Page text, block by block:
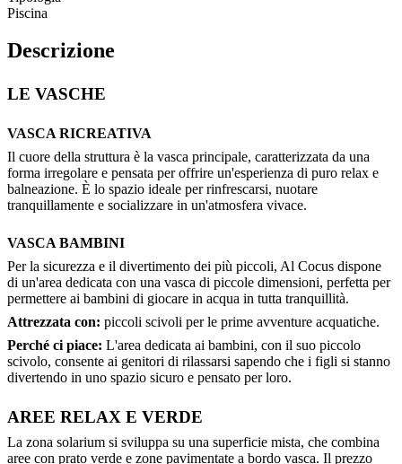
Piscina
Descrizione
LE VASCHE
VASCA RICREATIVA
Il cuore della struttura è la vasca principale, caratterizzata da una
forma irregolare e pensata per offrire un'esperienza di puro relax e
balneazione. È lo spazio ideale per rinfrescarsi, nuotare
tranquillamente e socializzare in un'atmosfera vivace.
VASCA BAMBINI
Per la sicurezza e il divertimento dei più piccoli, Al Cocus dispone
di un'area dedicata con una vasca di piccole dimensioni, perfetta per
permettere ai bambini di giocare in acqua in tutta tranquillità.
Attrezzata con: piccoli scivoli per le prime avventure acquatiche.
Perché ci piace: L'area dedicata ai bambini, con il suo piccolo
scivolo, consente ai genitori di rilassarsi sapendo che i figli si stanno
divertendo in uno spazio sicuro e pensato per loro.
AREE RELAX E VERDE
La zona solarium si sviluppa su una superficie mista, che combina
aree con prato verde e zone pavimentate a bordo vasca. Il prezzo